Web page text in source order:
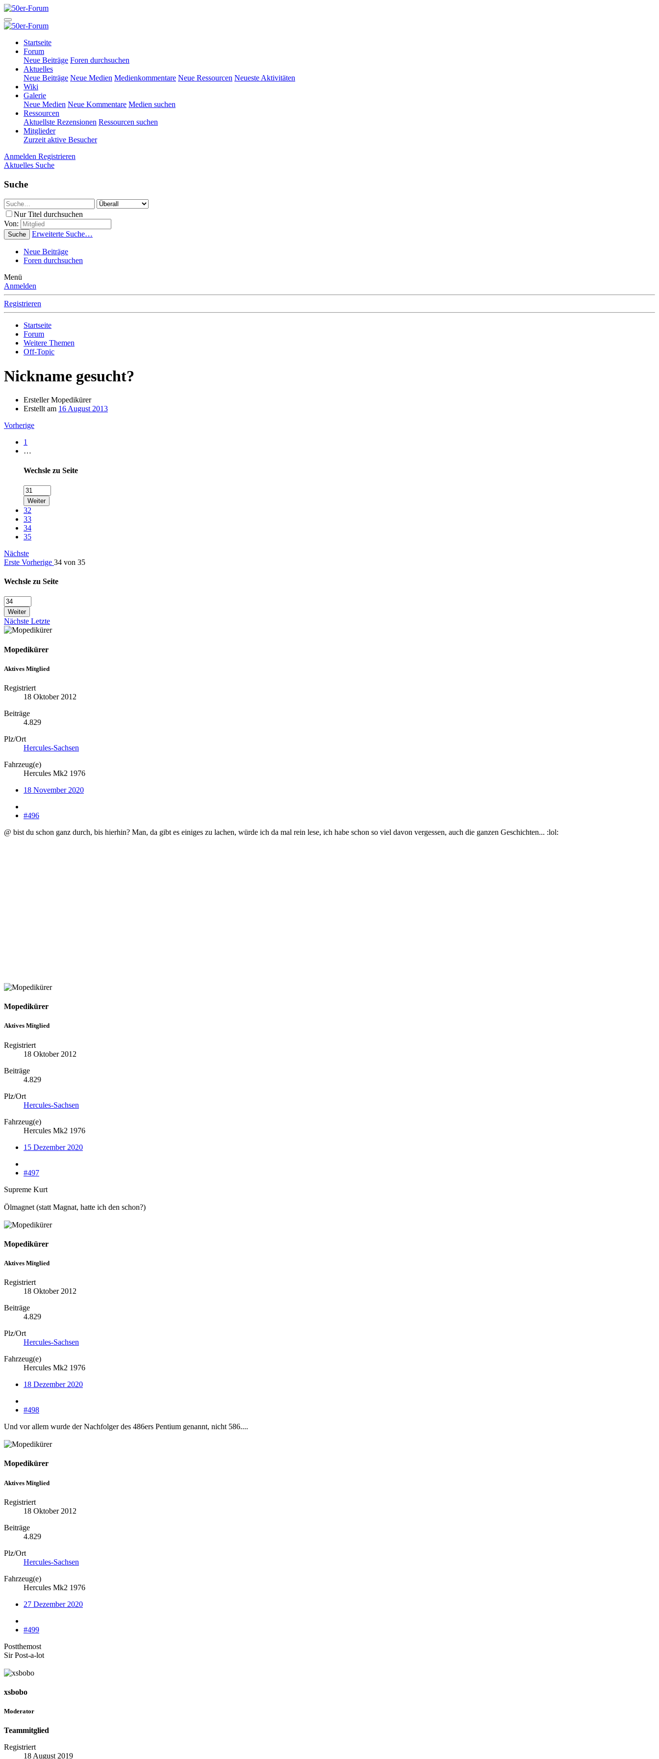
Startseite
Forum
Neue Beiträge Foren durchsuchen
Aktuelles
Neue Beiträge Neue Medien Medienkommentare Neue Ressourcen Neueste Aktivitäten
Wiki
Galerie
Neue Medien Neue Kommentare Medien suchen
Ressourcen
Aktuellste Rezensionen Ressourcen suchen
Mitglieder
Zurzeit aktive Besucher
Anmelden Registrieren
Aktuelles Suche
Suche
Nur Titel durchsuchen
Von:
Suche Erweiterte Suche…
Neue Beiträge
Foren durchsuchen
Menü
Anmelden
Registrieren
Startseite
Forum
Weitere Themen
Off-Topic
Nickname gesucht?
ErstellerMopedikürer
Erstellt am 16 August 2013
Vorherige
1
…
Wechsle zu Seite
Weiter
32
33
34
35
Nächste
Erste Vorherige 34 von 35
Wechsle zu Seite
Weiter
Nächste Letzte
Mopedikürer
Aktives Mitglied
Registriert
18 Oktober 2012
Beiträge
4.829
Plz/Ort
Hercules-Sachsen
Fahrzeug(e)
Hercules Mk2 1976
18 November 2020
#496
@ bist du schon ganz durch, bis hierhin? Man, da gibt es einiges zu lachen, würde ich da mal rein lese, ich habe schon so viel davon vergessen, auch die ganzen Geschichten... :lol:
Mopedikürer
Aktives Mitglied
Registriert
18 Oktober 2012
Beiträge
4.829
Plz/Ort
Hercules-Sachsen
Fahrzeug(e)
Hercules Mk2 1976
15 Dezember 2020
#497
Supreme Kurt
Ölmagnet (statt Magnat, hatte ich den schon?)
Mopedikürer
Aktives Mitglied
Registriert
18 Oktober 2012
Beiträge
4.829
Plz/Ort
Hercules-Sachsen
Fahrzeug(e)
Hercules Mk2 1976
18 Dezember 2020
#498
Und vor allem wurde der Nachfolger des 486ers Pentium genannt, nicht 586....
Mopedikürer
Aktives Mitglied
Registriert
18 Oktober 2012
Beiträge
4.829
Plz/Ort
Hercules-Sachsen
Fahrzeug(e)
Hercules Mk2 1976
27 Dezember 2020
#499
Postthemost
Sir Post-a-lot
xsbobo
Moderator
Teammitglied
Registriert
18 August 2019